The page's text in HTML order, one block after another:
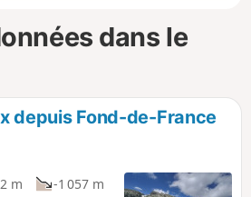
dans le
depuis Fond-de-France
m
-1 057 m